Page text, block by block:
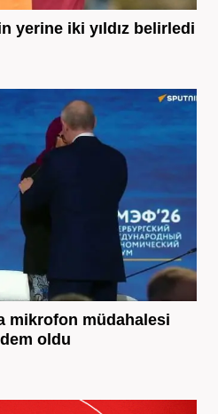
yerine iki yıldız belirledi
mikrofon müdahalesi
oldu